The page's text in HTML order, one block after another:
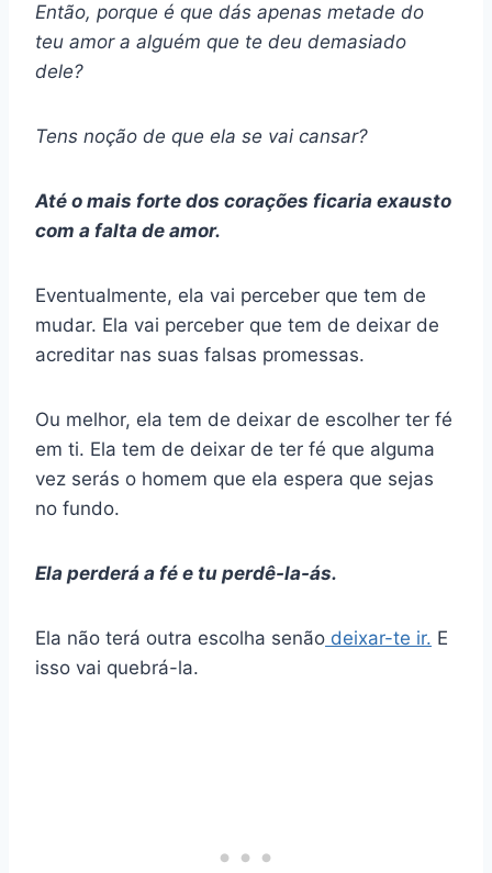
Então, porque é que dás apenas metade do
teu amor a alguém que te deu demasiado
dele?
Tens noção de que ela se vai cansar?
Até o mais forte dos corações ficaria exausto
com a falta de amor.
Eventualmente, ela vai perceber que tem de
mudar. Ela vai perceber que tem de deixar de
acreditar nas suas falsas promessas.
Ou melhor, ela tem de deixar de escolher ter fé
em ti. Ela tem de deixar de ter fé que alguma
vez serás o homem que ela espera que sejas
no fundo.
Ela perderá a fé e tu perdê-la-ás.
Ela não terá outra escolha senão deixar-te ir. E
isso vai quebrá-la.